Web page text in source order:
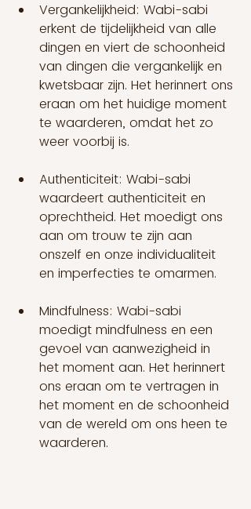
Vergankelijkheid: Wabi-sabi
erkent de tijdelijkheid van alle
dingen en viert de schoonheid
van dingen die vergankelijk en
kwetsbaar zijn. Het herinnert ons
eraan om het huidige moment
te waarderen, omdat het zo
weer voorbij is.
Authenticiteit: Wabi-sabi
waardeert authenticiteit en
oprechtheid. Het moedigt ons
aan om trouw te zijn aan
onszelf en onze individualiteit
en imperfecties te omarmen.
Mindfulness: Wabi-sabi
moedigt mindfulness en een
gevoel van aanwezigheid in
het moment aan. Het herinnert
ons eraan om te vertragen in
het moment en de schoonheid
van de wereld om ons heen te
waarderen.